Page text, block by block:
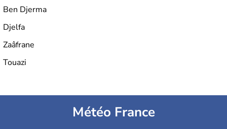
Ben Djerma
Djelfa
Zaâfrane
Touazi
Météo France